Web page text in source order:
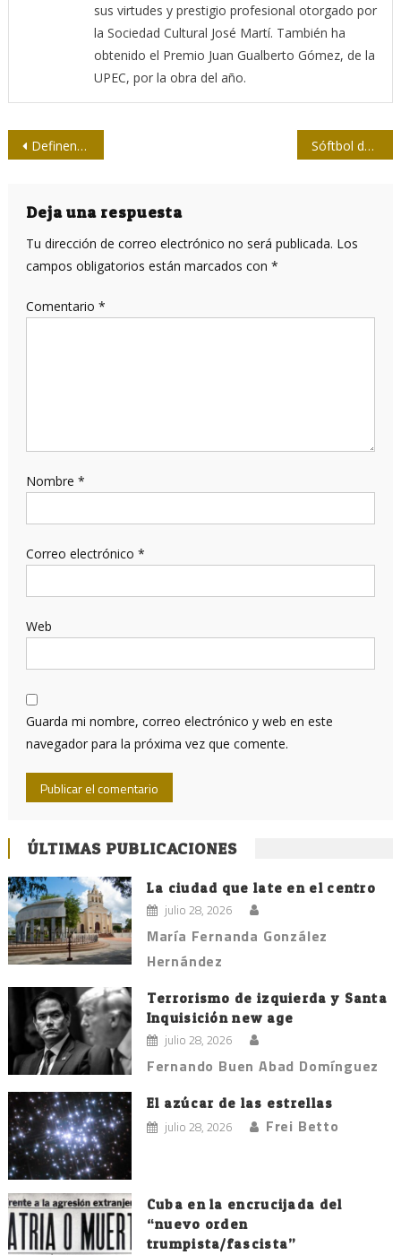
sus virtudes y prestigio profesional otorgado por
la Sociedad Cultural José Martí. También ha
obtenido el Premio Juan Gualberto Gómez, de la
UPEC, por la obra del año.
Navegación
entradas
Definen hoy finalistas en el Sóftbol de la Prensa Sóftbol de la Prensa: Medios Nacionales invicto en la clasificatoria
Deja una respuesta
Tu dirección de correo electrónico no será publicada. Los
campos obligatorios están marcados con *
Comentario *
Nombre *
Correo electrónico *
Web
Guarda mi nombre, correo electrónico y web en este
navegador para la próxima vez que comente.
ÚLTIMAS PUBLICACIONES
La ciudad que late en el centro
julio 28, 2026
María Fernanda González
Hernández
Terrorismo de izquierda y Santa
Inquisición new age
julio 28, 2026
Fernando Buen Abad Domínguez
El azúcar de las estrellas
julio 28, 2026 Frei Betto
Cuba en la encrucijada del
“nuevo orden
trumpista/fascista”